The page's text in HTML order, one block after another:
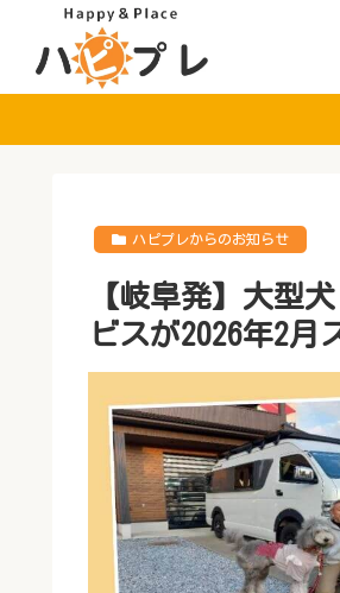
ハピプレからのお知らせ
【岐阜発】大型
ビスが2026年2月